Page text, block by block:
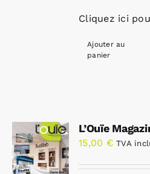
Cliquez ici
Ajouter au
panier
L’Ouïe
15,00 € TVA